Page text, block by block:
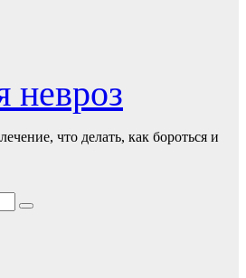
невроз
что делать, как бороться и